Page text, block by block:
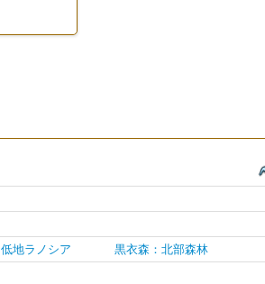
低地ラノシア
黒衣森：北部森林